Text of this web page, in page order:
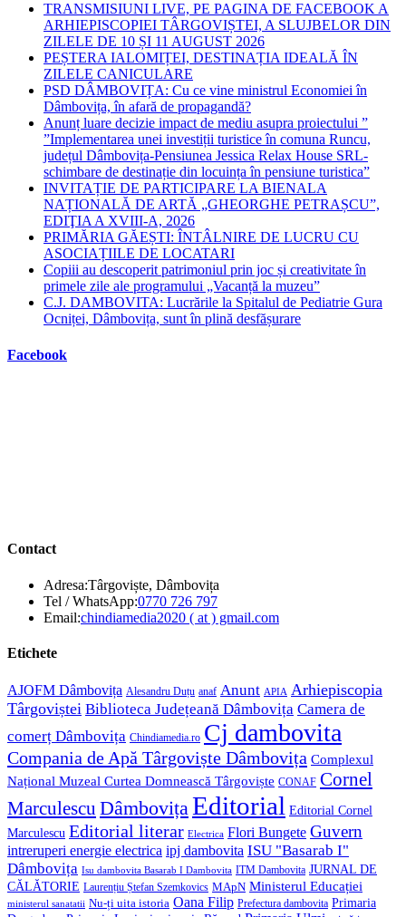
TRANSMISIUNI LIVE, PE PAGINA DE FACEBOOK A
ARHIEPISCOPIEI TÂRGOVIȘTEI, A SLUJBELOR DIN
ZILELE DE 10 ȘI 11 AUGUST 2026
PEȘTERA IALOMIȚEI, DESTINAȚIA IDEALĂ ÎN
ZILELE CANICULARE
PSD DÂMBOVIȚA: Cu ce vine ministrul Economiei în
Dâmbovița, în afară de propagandă?
Anunț luare decizie impact de mediu asupra proiectului ”
”Implementarea unei investiții turistice în comuna Runcu,
județul Dâmbovița-Pensiunea Jessica Relax House SRL-
schimbare de destinație din locuința în pensiune turistica”
INVITAȚIE DE PARTICIPARE LA BIENALA
NAȚIONALĂ DE ARTĂ „GHEORGHE PETRAȘCU”,
EDIŢIA A XVIII-A, 2026
PRIMĂRIA GĂEȘTI: ÎNTÂLNIRE DE LUCRU CU
ASOCIAȚIILE DE LOCATARI
Copiii au descoperit patrimoniul prin joc și creativitate în
primele zile ale programului „Vacanță la muzeu”
C.J. DAMBOVITA: Lucrările la Spitalul de Pediatrie Gura
Ocniței, Dâmbovița, sunt în plină desfășurare
Facebook
Contact
Adresa:Târgoviște, Dâmbovița
Tel / WhatsApp:0770 726 797Opens
in
Email:chindiamedia2020 ( at ) gmail.comOpens
Etichete
AJOFM Dâmbovița Alesandru Duțu anaf Anunt APIA Arhiepiscopia
Târgoviștei Biblioteca Județeană Dâmbovița Camera de
comerț Dâmbovița Chindiamedia.ro Cj dambovita
Compania de Apă Târgoviște Dâmbovița Complexul
Național Muzeal Curtea Domnească Târgoviște CONAF Cornel
Marculescu DâmbovițaEditorial Editorial Cornel
Marculescu Editorial literar Electrica Flori Bungete Guvern
intreruperi energie electrica ipj dambovita ISU "Basarab I"
Dâmbovița Isu dambovita Basarab I Dambovita ITM Dambovita JURNAL DE
CĂLĂTORIE Laurențiu Ștefan Szemkovics MApN Ministerul Educației
ministerul sanatatii Nu-ți uita istoria Oana Filip Prefectura dambovita Primaria